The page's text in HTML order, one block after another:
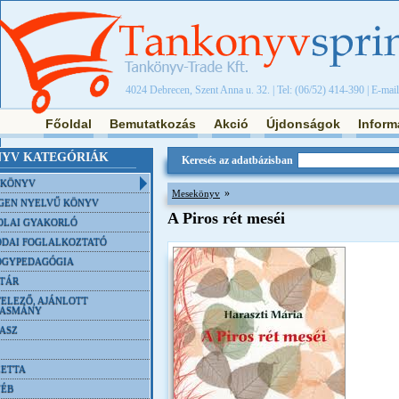
4024 Debrecen, Szent Anna u. 32. | Tel: (06/52) 414-390 | E-
Főoldal Bemutatkozás Akció Újdonságok
KATEGÓRIÁK
NYELVŰ KÖNYV
GYAKORLÓ
FOGLALKOZTATÓ
AJÁNLOTT
Keresés az adatbázisban
Mesekönyv »
A Piros rét meséi